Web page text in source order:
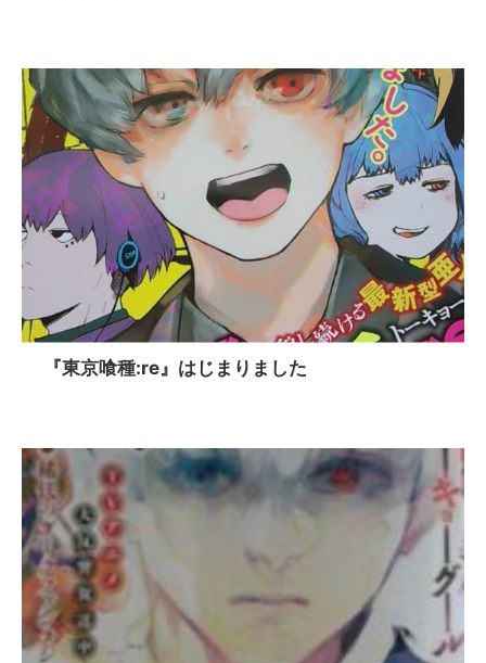
『東京喰種:re』はじまりました